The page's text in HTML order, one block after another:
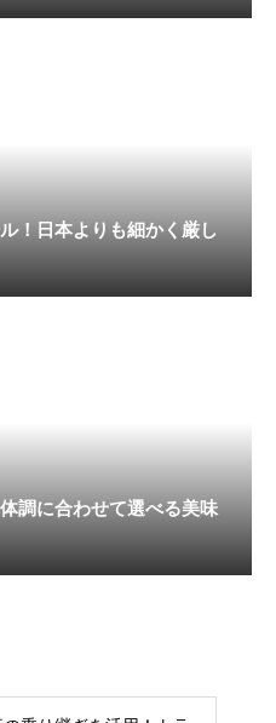
！日本よりも細かく厳し
調に合わせて選べる美味